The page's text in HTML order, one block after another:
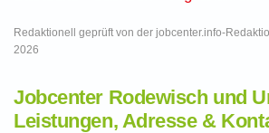
Redaktionell geprüft von der jobcenter.info-
2026
Jobcenter Rodewisch und
Leistungen, Adresse &